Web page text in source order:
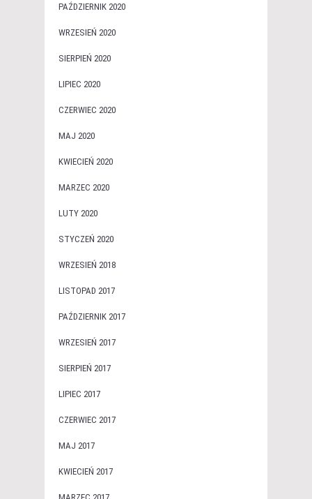
PAŹDZIERNIK 2020
WRZESIEŃ 2020
SIERPIEŃ 2020
LIPIEC 2020
CZERWIEC 2020
MAJ 2020
KWIECIEŃ 2020
MARZEC 2020
LUTY 2020
STYCZEŃ 2020
WRZESIEŃ 2018
LISTOPAD 2017
PAŹDZIERNIK 2017
WRZESIEŃ 2017
SIERPIEŃ 2017
LIPIEC 2017
CZERWIEC 2017
MAJ 2017
KWIECIEŃ 2017